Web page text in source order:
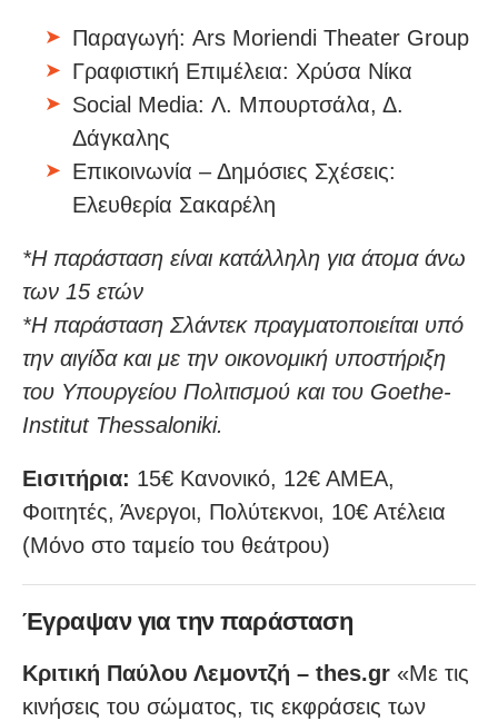
Παραγωγή: Ars Moriendi Theater Group
Γραφιστική Επιμέλεια: Χρύσα Νίκα
Social Media: Λ. Μπουρτσάλα, Δ.
Δάγκαλης
Επικοινωνία – Δημόσιες Σχέσεις:
Ελευθερία Σακαρέλη
*Η παράσταση είναι κατάλληλη για άτομα άνω
των 15 ετών
*Η παράσταση Σλάντεκ πραγματοποιείται υπό
την αιγίδα και με την οικονομική υποστήριξη
του Υπουργείου Πολιτισμού και του Goethe-
Institut Thessaloniki.
Εισιτήρια: 15€ Κανονικό, 12€ ΑΜΕΑ,
Φοιτητές, Άνεργοι, Πολύτεκνοι, 10€ Ατέλεια
(Μόνο στο ταμείο του θεάτρου)
Έγραψαν για την παράσταση
Κριτική Παύλου Λεμοντζή – thes.gr «Με τις
κινήσεις του σώματος, τις εκφράσεις των